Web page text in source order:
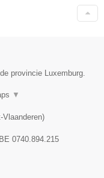
provincie Luxemburg.
▼
Vlaanderen)
BE 0740.894.215